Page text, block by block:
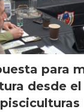
para
desde